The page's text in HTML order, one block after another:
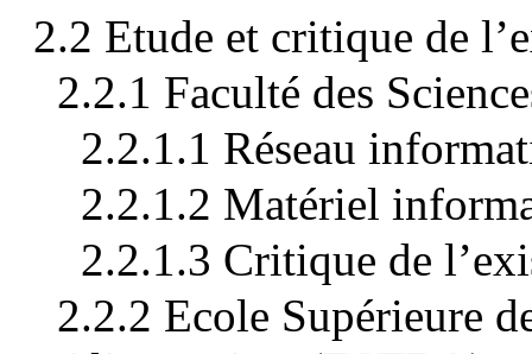
2.2 Etude et critique de
2.2.1 Faculté des
2.2.1.1 Réseau
2.2.1.2 Matériel
2.2.1.3 Critique de
2.2.2 Ecole Supérieure